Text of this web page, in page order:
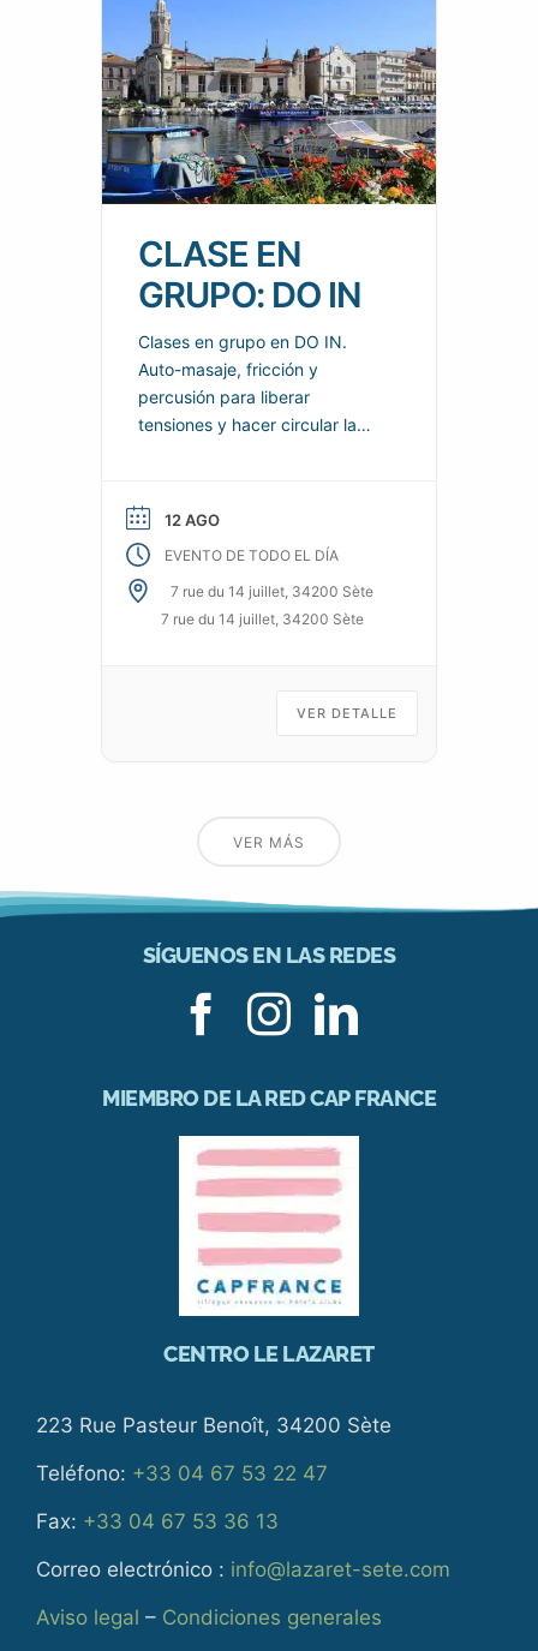
CLASE EN
GRUPO: DO IN
Clases en grupo en DO IN.
Auto-masaje, fricción y
percusión para liberar
tensiones y hacer circular la
sensaciones reales de
bienestar para el cuerpo y la
mente.
12 AGO
EVENTO DE TODO EL DÍA
7 rue du 14 juillet, 34200 Sète
7 rue du 14 juillet, 34200 Sète
VER DETALLE
VER MÁS
SÍGUENOS EN LAS REDES
MIEMBRO DE LA RED CAP FRANCE
CENTRO LE LAZARET
223 Rue Pasteur Benoît, 34200 Sète
Teléfono: +33 04 67 53 22 47
Fax: +33 04 67 53 36 13
Correo electrónico : info@lazaret-sete.com
Aviso legal – Condiciones generales